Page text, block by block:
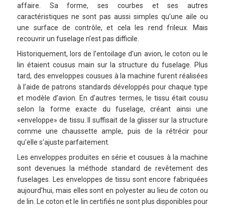
affaire. Sa forme, ses courbes et ses autres
caractéristiques ne sont pas aussi simples qu’une aile ou
une surface de contrôle, et cela les rend frileux. Mais
recouvrir un fuselage n’est pas difficile.
Historiquement, lors de l’entoilage d’un avion, le coton ou le
lin étaient cousus main sur la structure du fuselage. Plus
tard, des enveloppes cousues à la machine furent réalisées
à l’aide de patrons standards développés pour chaque type
et modèle d’avion. En d’autres termes, le tissu était cousu
selon la forme exacte du fuselage, créant ainsi une
«enveloppe» de tissu. Il suffisait de la glisser sur la structure
comme une chaussette ample, puis de la rétrécir pour
qu’elle s’ajuste parfaitement.
Les enveloppes produites en série et cousues à la machine
sont devenues la méthode standard de revêtement des
fuselages. Les enveloppes de tissu sont encore fabriquées
aujourd’hui, mais elles sont en polyester au lieu de coton ou
de lin. Le coton et le lin certifiés ne sont plus disponibles pour